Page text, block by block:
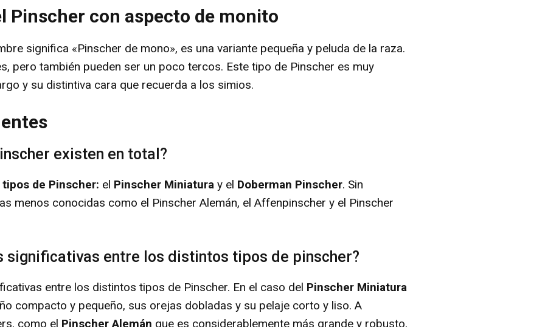
Pinscher con aspecto de monito
significa «Pinscher de mono», es una variante pequeña y peluda de la raza.
pero también pueden ser un poco tercos. Este tipo de Pinscher es muy
y su distintiva cara que recuerda a los simios.
existen en total?
tipos de Pinscher: el Pinscher Miniatura y el Doberman Pinscher. Sin
menos conocidas como el Pinscher Alemán, el Affenpinscher y el Pinscher
significativas entre los distintos tipos de pinscher?
entre los distintos tipos de Pinscher. En el caso del Pinscher Miniatura
compacto y pequeño, sus orejas dobladas y su pelaje corto y liso. A
como el Pinscher Alemán que es considerablemente más grande y robusto,